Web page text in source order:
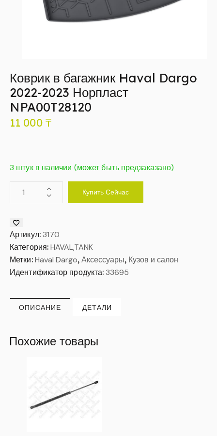
Коврик в багажник Haval Dargo
2022-2023 Норпласт
NPA00T28120
11 000 ₸
3 штук в наличии (может быть предзаказано)
Купить Сейчас
Артикул: 3170
Категория:HAVAL,TANK
Метки: Haval Dargo, Аксессуары, Кузов и салон
Идентификатор продукта:33695
ОПИСАНИЕ ДЕТАЛИ
Похожие товары